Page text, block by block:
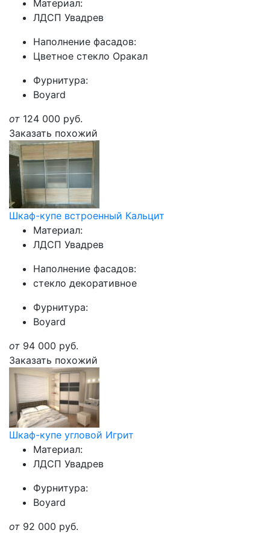
Материал:
ЛДСП Увадрев
Наполнение фасадов:
Цветное стекло Оракал
Фурнитура:
Boyard
от 124 000 руб.
Заказать похожий
Шкаф-купе встроенный Кальцит
Материал:
ЛДСП Увадрев
Наполнение фасадов:
стекло декоративное
Фурнитура:
Boyard
от 94 000 руб.
Заказать похожий
Шкаф-купе угловой Игрит
Материал:
ЛДСП Увадрев
Фурнитура:
Boyard
от 92 000 руб.